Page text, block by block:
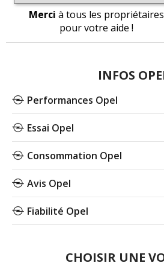
Merci à tous les propriétaires
pour votre aide !
INFOS
Performances Opel
Essai Opel
Consommation Opel
Avis Opel
Fiabilité Opel
CHOISIR UNE